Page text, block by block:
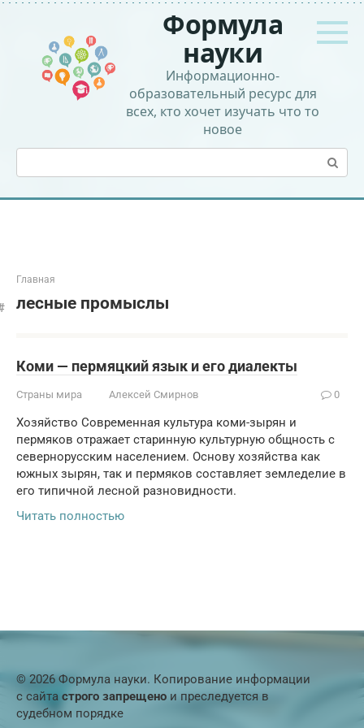
Перейти
контенту
Формула
науки
Информационно-
образовательный ресурс для
всех, кто хочет изучать что то
новое
Поиск:
Главная
лесные промыслы
Коми — пермяцкий язык и его диалекты
Страны мира Алексей Смирнов 0
Хозяйство Современная культура коми-зырян и
пермяков отражает старинную культурную общность с
севернорусским населением. Основу хозяйства как
южных зырян, так и пермяков составляет земледелие в
его типичной лесной разновидности.
Читать полностью
© 2026 Формула науки. Копирование информации
с сайта строго запрещено и преследуется в
судебном порядке